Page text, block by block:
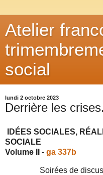
Atelier
social
lundi 2 octobre 2023
Derrière les
IDÉES SOCIALES,
SOCIALE
Volume II - ga 337b
Soirées de